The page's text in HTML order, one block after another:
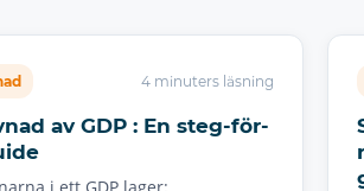
4 minuters läsning
av GDP : En steg-för-